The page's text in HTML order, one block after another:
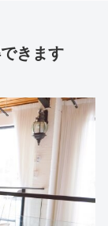
きます